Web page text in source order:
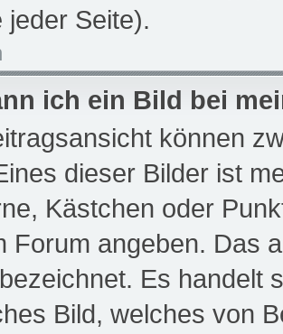
jeder Seite).
ich ein Bild bei
können
dieser Bilder ist
Kästchen oder
Forum angeben. Das
bezeichnet. Es handelt
Bild, welches von